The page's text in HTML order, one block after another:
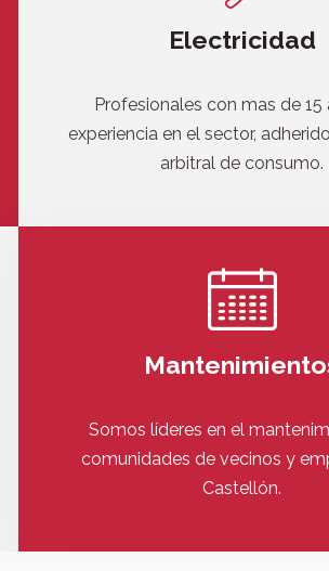
Electricidad
Profesionales con mas de 15
experiencia en el sector,
arbitral de consumo.
Somos líderes en el
comunidades de vecinos y
Castellón.